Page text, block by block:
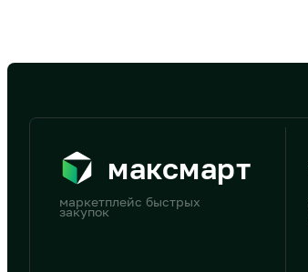
максмарт
маркетплейс быстрых
закупок